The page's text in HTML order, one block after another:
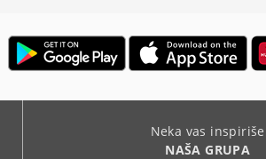
Neka vas inspiriše
NAŠA GRUPA